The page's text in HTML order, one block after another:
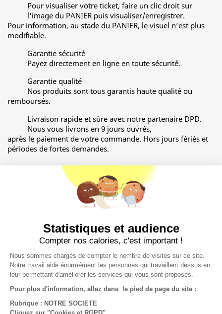
Pour visualiser votre ticket, faire un clic droit sur
l'image du PANIER puis visualiser/enregistrer.
Pour information, au stade du PANIER, le visuel n’est plus
modifiable.
Garantie sécurité
Payez directement en ligne en toute sécurité.
Garantie qualité
Nos produits sont tous garantis haute qualité ou
remboursés.
Livraison rapide et sûre avec notre partenaire DPD.
Nous vous livrons en 9 jours ouvrés,
après le paiement de votre commande. Hors jours fériés et
périodes de fortes demandes.
Détails du produit
L'impression noir et blanc est réalisée avec une
presse numérique sur du papier 80g. Le format
total est de 75 x 175 mm.
Statistiques et audience
Compter nos calories, c'est important !
Nous sommes chargés de compter le nombre de visites sur ce site.
Notre travail aide énormément les personnes qui travaillent dessus en
leur permettant d'améliorer les services qui vous sont proposés.
Pour plus d'information, allez dans le pied de page du site :
Rubrique : NOTRE SOCIETE
Cliquez sur "Cookies et RGPD"